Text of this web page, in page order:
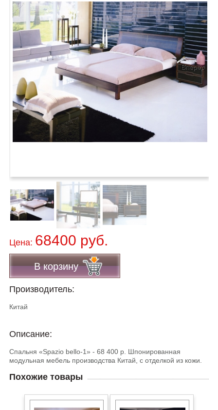
Вперёд
Цена: 68400 руб.
В корзину
Производитель:
Китай
Описание:
Спальня «Spazio bello-1» - 68 400 р. Шпонированная
модульная мебель производства Китай, с отделкой из кожи.
Похожие товары